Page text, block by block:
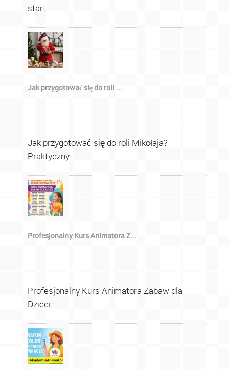
start …
Jak przygotować się do roli ...
Jak przygotować się do roli Mikołaja?
Praktyczny …
Profesjonalny Kurs Animatora Z...
Profesjonalny Kurs Animatora Zabaw dla
Dzieci — …